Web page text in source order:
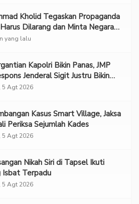
Kholid Tegaskan Propaganda
Dilarang dan Minta Negara
Korban
yang lalu
Kapolri Bikin Panas, JMP
Jenderal Sigit Justru Bikin
5 Agt 2026
Kasus Smart Village, Jaksa
Periksa Sejumlah Kades
5 Agt 2026
Nikah Siri di Tapsel Ikuti
Isbat Terpadu
5 Agt 2026